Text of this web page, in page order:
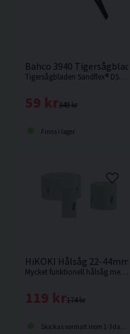
Bahco 3940
Tigersågbladen Sandflex® DSL (Demolition Slope) är en serie extra tjocka och breda bimetallblad för krävande bygg- och rivningsarbeten. Limiterad upplaga med svarta blad och Sweden Rock text.
349 kr
59 kr
Finns i lager
HiKOKI Hålsåg 22-44mm
Mycket funktionell hålsåg med många användningsområden
174 kr
119 kr
Skickas normalt inom 1-3 dagar